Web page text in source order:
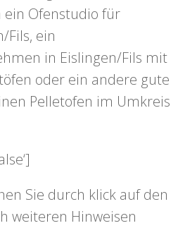
ein Ofenstudio für
Fils, ein
in Eislingen/Fils mit
oder ein andere gute
Pelletofen im Umkreis
Sie durch klick auf den
weiteren Hinweisen